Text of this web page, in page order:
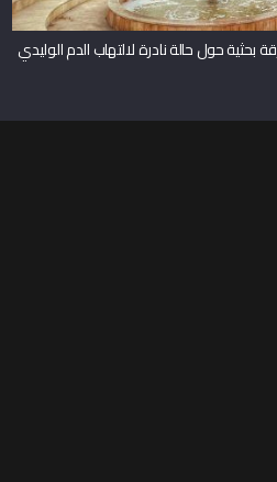
حول حالة نادرة لالتهاب الدم الوليدي